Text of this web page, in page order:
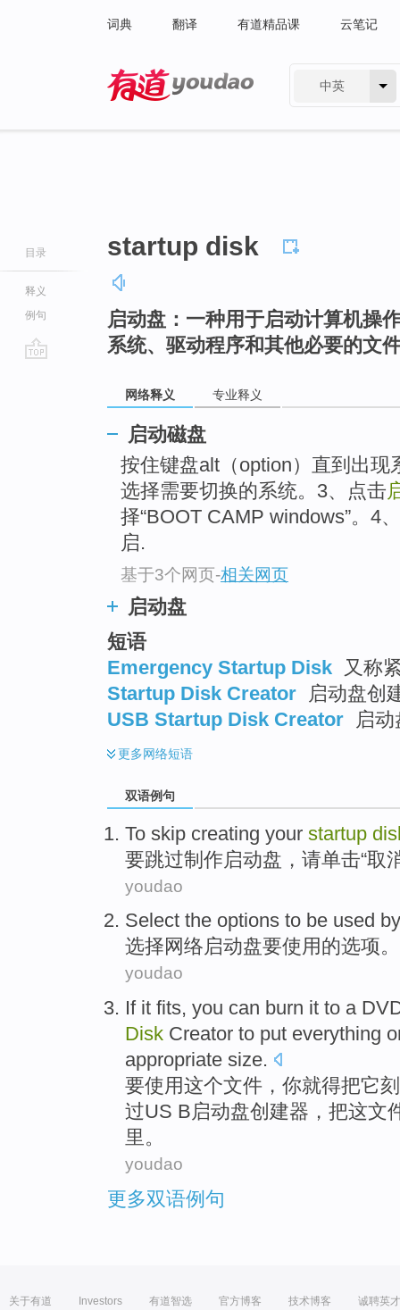
词典 翻译 有道精品课 云笔记
中英
目录
释义
例句
startup disk
启动盘：一种用于启动计算机操
系统、驱动程序和其他必要的文
网络释义 专业释义
启动磁盘
按住键盘alt（option）直到出
选择需要切换的系统。3、点击
择“BOOT CAMP windows”。4
启.
基于3个网页-相关网页
启动盘
短语
Emergency Startup Disk
又称
Startup Disk Creator
启动盘创
USB Startup Disk Creator
启
更多网络短语
双语例句
To skip creating your startup
要跳过制作启动盘 ， 请单击“取
youdao
Select the options to be used
选择网络启动盘要使用 的选项。
youdao
If it fits, you can burn it to a
Disk Creator to put everything
appropriate size.
要使用这个文件， 你就得把它
过US B启动盘创建器 ，把这文
里。
youdao
更多双语例句
关于有道 Investors 有道智选 官方博客 技术博客 诚聘英才